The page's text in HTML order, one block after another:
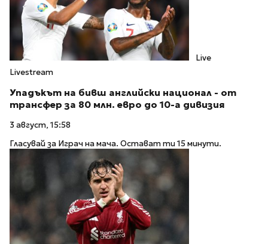
Live
Livestream
Упадъкът на бивш английски национал - от
трансфер за 80 млн. евро до 10-а дивизия
3 август, 15:58
Гласувай за Играч на мача. Остават ти 15 минути.